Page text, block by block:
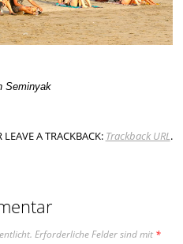
Seminyak
A TRACKBACK: Trackback URL.
Erforderliche Felder sind mit *